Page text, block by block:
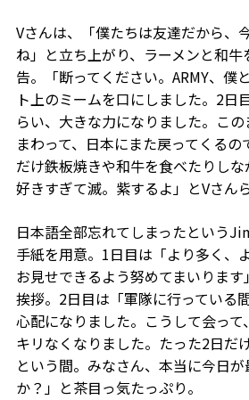
Vさんは、「僕たちは友達だから、
ね」と立ち上がり、ラーメンと和
告。「断ってください。ARMY、僕
ト上のミームを口にしました。2日
らい、大きな力になりました。こ
まわって、日本にまた戻ってくる
だけ鉄板焼きや和牛を食べたりしな
好きすぎて滅。紫するよ」とVさん
日本語全部忘れてしまったという
手紙を用意。1日目は「より多く、
お見せできるよう努めてまいりま
挨拶。2日目は「軍隊に行っている
心配になりました。こうして会って
キリなくなりました。たった2日だ
という間。みなさん、本当に今日
か？」と茶目っ気たっぷり。